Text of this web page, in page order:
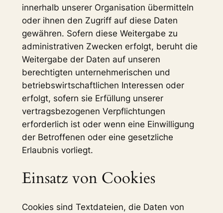
innerhalb unserer Organisation übermitteln
oder ihnen den Zugriff auf diese Daten
gewähren. Sofern diese Weitergabe zu
administrativen Zwecken erfolgt, beruht die
Weitergabe der Daten auf unseren
berechtigten unternehmerischen und
betriebswirtschaftlichen Interessen oder
erfolgt, sofern sie Erfüllung unserer
vertragsbezogenen Verpflichtungen
erforderlich ist oder wenn eine Einwilligung
der Betroffenen oder eine gesetzliche
Erlaubnis vorliegt.
Einsatz von Cookies
Cookies sind Textdateien, die Daten von